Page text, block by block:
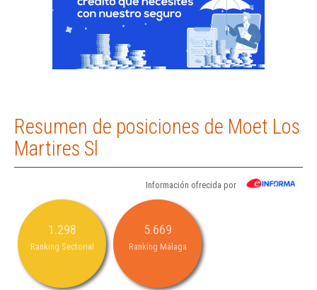
Resumen de posiciones de Moet Los
Martires Sl
Información ofrecida por
1.298
Ranking Sectorial
5.669
Ranking Málaga